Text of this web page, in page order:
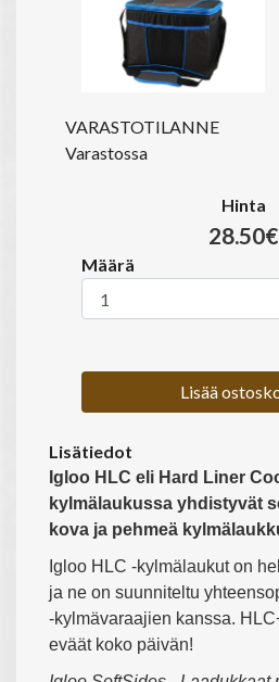
VARASTOTILANNE
Varastossa
Hinta
28.50€
Määrä
Lisää
Lisätiedot
Igloo HLC eli Hard Liner
kylmälaukussa yhdistyvät
kova ja pehmeä
Igloo HLC -kylmälaukut on
ja ne on suunniteltu
-kylmävaraajien kanssa.
eväät koko päivän!